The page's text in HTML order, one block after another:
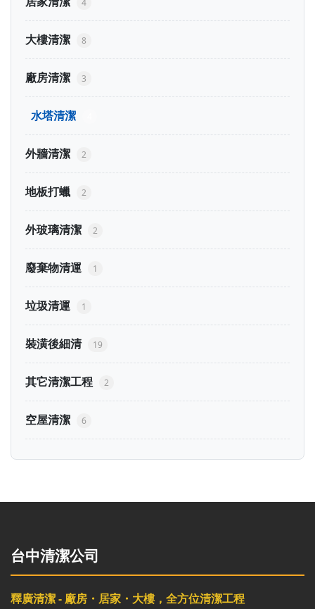
4
大樓清潔 8
廠房清潔 3
水塔清潔
外牆清潔 2
地板打蠟 2
外玻璃清潔 2
廢棄物清運 1
垃圾清運 1
裝潢後細清 19
其它清潔工程 2
空屋清潔 6
台中清潔公司
釋廣清潔 - 廠房・居家・大樓，全方位清潔工程